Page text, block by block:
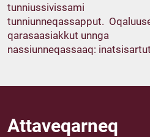
tunniussivissami
tunniunneqassapput.
qarasaasiakkut unnga
nassiunneqassaaq:
Attaveqarneq